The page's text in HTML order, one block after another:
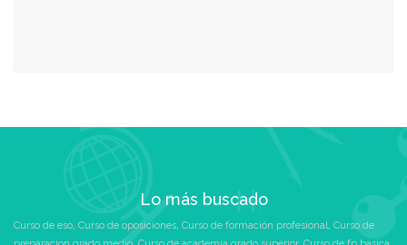
Lo más buscado
Curso de eso, Curso de oposiciones, Curso de formación profesional, Curso de